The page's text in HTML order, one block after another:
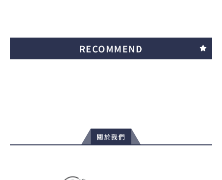
RECOMMEND
關於我們